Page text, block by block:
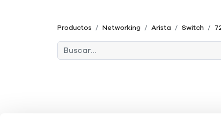
Productos Networking Arista Switch